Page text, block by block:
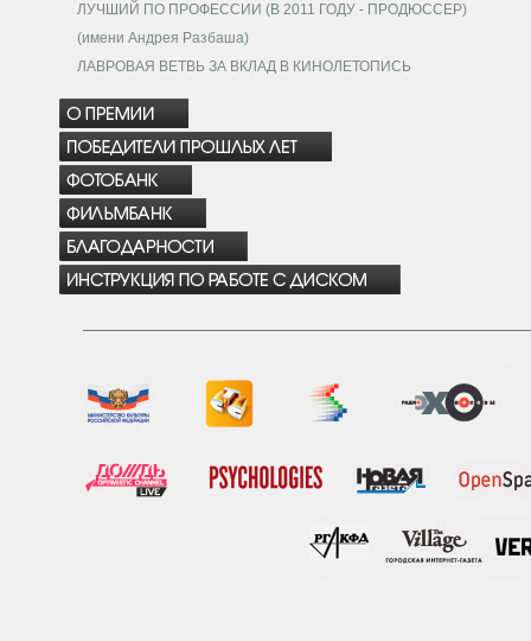
ЛУЧШИЙ ПО ПРОФЕССИИ (В 2011 ГОДУ - ПРОДЮССЕР)
(имени Андрея Разбаша)
ЛАВРОВАЯ ВЕТВЬ ЗА ВКЛАД В КИНОЛЕТОПИСЬ